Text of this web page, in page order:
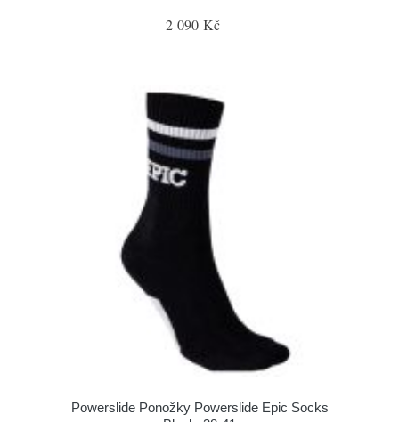
2 090 Kč
Powerslide Ponožky Powerslide Epic Socks